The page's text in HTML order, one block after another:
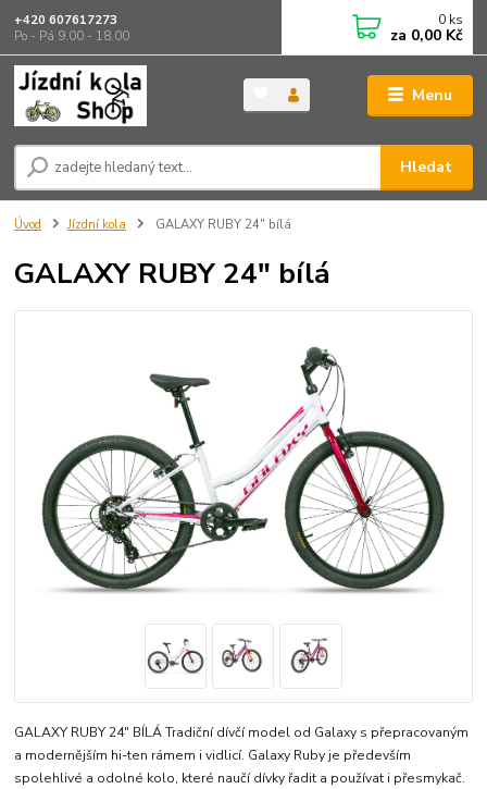
Menu
Hledat
+420 607617273
Po - Pá 9.00 - 18.00
0 ks
za 0,00 Kč
Úvod Jízdní kola GALAXY RUBY 24" bílá
GALAXY RUBY 24" bílá
GALAXY RUBY 24" BÍLÁ Tradiční dívčí model od Galaxy s přepracovaným
a modernějším hi-ten rámem i vidlicí. Galaxy Ruby je především
spolehlivé a odolné kolo, které naučí dívky řadit a používat i přesmykač.